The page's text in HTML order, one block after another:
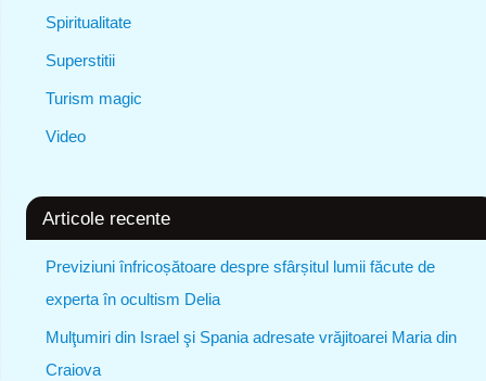
Spiritualitate
Superstitii
Turism magic
Video
Articole recente
Previziuni înfricoșătoare despre sfârșitul lumii făcute de
experta în ocultism Delia
Mulţumiri din Israel şi Spania adresate vrăjitoarei Maria din
Craiova